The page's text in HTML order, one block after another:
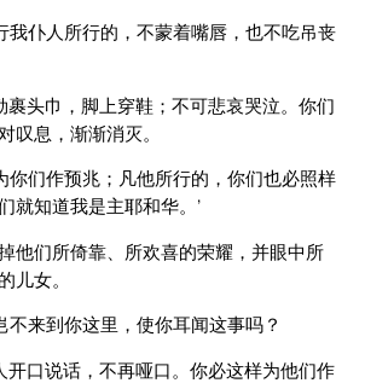
我仆人所行的，不蒙着嘴唇，也不吃吊丧
裹头巾，脚上穿鞋；不可悲哀哭泣。你们
叹息，渐渐消灭。
你们作预兆；凡他所行的，你们也必照样
就知道我是主耶和华。’
他们所倚靠、所欢喜的荣耀，并眼中所
儿女。
不来到你这里，使你耳闻这事吗？
开口说话，不再哑口。你必这样为他们作